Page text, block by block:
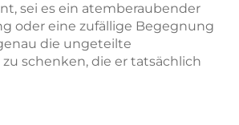
sei es ein atemberaubender
oder eine zufällige Begegnung
die ungeteilte
schenken, die er tatsächlich